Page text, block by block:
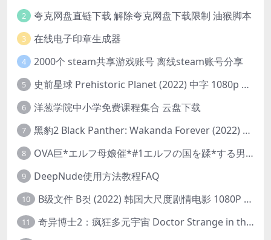
2 夸克网盘直链下载 解除夸克网盘下载限制 油猴脚本
3 在线电子印章生成器
4 2000个 steam共享游戏账号 离线steam账号分享
5 史前星球 Prehistoric Planet (2022) 中字 1080p 高清 阿里云盘 2022.5.27已更新全集
6 洋葱学院中小学免费课程集合 云盘下载
7 黑豹2 Black Panther: Wakanda Forever (2022) 高清版
8 OVA巨*エルフ母娘催*#1エルフの国を蹂*する男。汚された女王と姫
9 DeepNude使用方法教程FAQ
10 B级文件 B컷 (2022) 韩国大尺度剧情电影 1080P 中字
11 奇异博士2：疯狂多元宇宙 Doctor Strange in the Multiverse of Madness (2022) 高清版1080p